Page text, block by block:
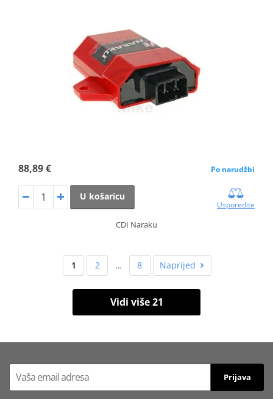
88,89 € Po narudžbi
U košaricu
Usporedite
CDI Naraku
1 2 … 8 Naprijed
Vidi više 21
Prijava